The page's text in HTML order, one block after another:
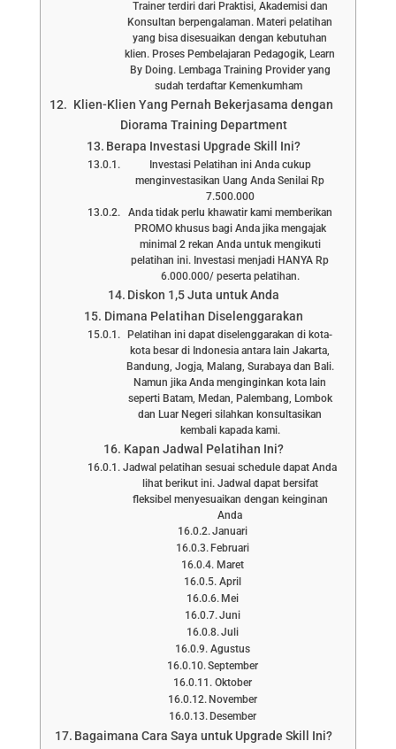
Trainer terdiri dari Praktisi, Akademisi dan
Konsultan berpengalaman. Materi pelatihan
yang bisa disesuaikan dengan kebutuhan
klien. Proses Pembelajaran Pedagogik, Learn
By Doing. Lembaga Training Provider yang
sudah terdaftar Kemenkumham
Klien-Klien Yang Pernah Bekerjasama dengan
Diorama Training Department
Berapa Investasi Upgrade Skill Ini?
Investasi Pelatihan ini Anda cukup
menginvestasikan Uang Anda Senilai Rp
7.500.000
Anda tidak perlu khawatir kami memberikan
PROMO khusus bagi Anda jika mengajak
minimal 2 rekan Anda untuk mengikuti
pelatihan ini. Investasi menjadi HANYA Rp
6.000.000/ peserta pelatihan.
Diskon 1,5 Juta untuk Anda
Dimana Pelatihan Diselenggarakan
Pelatihan ini dapat diselenggarakan di kota-
kota besar di Indonesia antara lain Jakarta,
Bandung, Jogja, Malang, Surabaya dan Bali.
Namun jika Anda menginginkan kota lain
seperti Batam, Medan, Palembang, Lombok
dan Luar Negeri silahkan konsultasikan
kembali kapada kami.
Kapan Jadwal Pelatihan Ini?
Jadwal pelatihan sesuai schedule dapat Anda
lihat berikut ini. Jadwal dapat bersifat
fleksibel menyesuaikan dengan keinginan
Anda
Januari
Februari
Maret
April
Mei
Juni
Juli
Agustus
September
Oktober
November
Desember
Bagaimana Cara Saya untuk Upgrade Skill Ini?